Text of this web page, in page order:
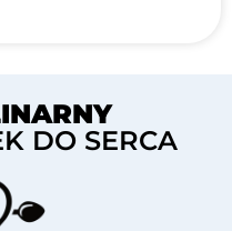
DO SERCA